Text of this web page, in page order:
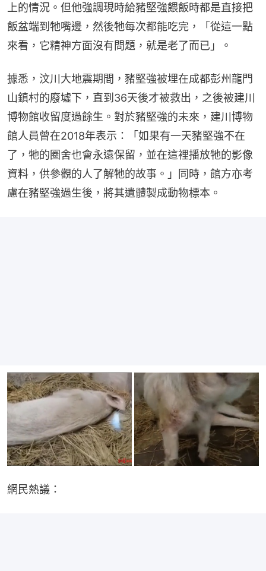
上的情況。但他強調現時給豬堅強餵飯時都是直接把
飯盆端到牠嘴邊，然後牠每次都能吃完，「從這一點
來看，它精神方面沒有問題，就是老了而已」。
據悉，汶川大地震期間，豬堅強被埋在成都彭州龍門
山鎮村的廢墟下，直到36天後才被救出，之後被建川
博物館收留度過餘生。對於豬堅強的未來，建川博物
館人員曾在2018年表示：「如果有一天豬堅強不在
了，牠的圈舍也會永遠保留，並在這裡播放牠的影像
資料，供參觀的人了解牠的故事。」同時，館方亦考
慮在豬堅強過生後，將其遺體製成動物標本。
網民熱議：